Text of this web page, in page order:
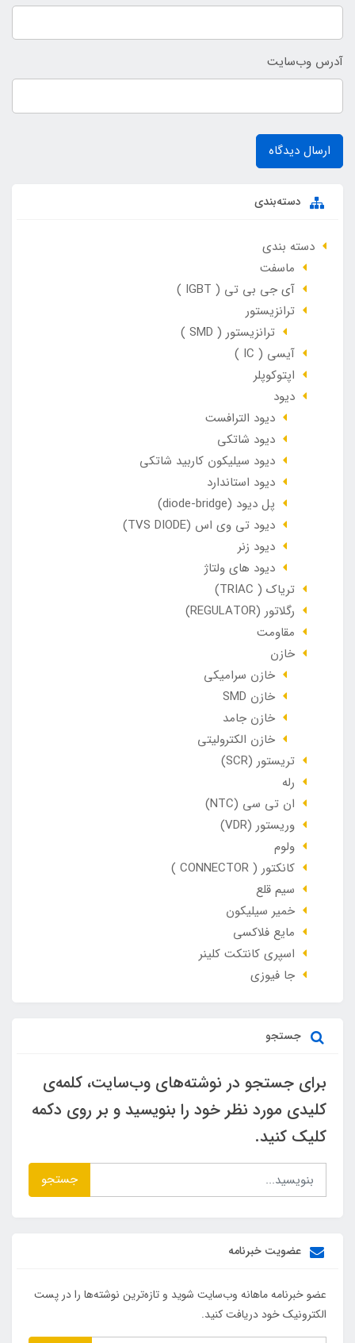
آدرس وب‌سایت
ارسال دیدگاه
دسته‌بندی
دسته بندی
ماسفت
آی جی بی تی ( IGBT )
ترانزیستور
ترانزیستور ( SMD )
آیسی ( IC )
اپتوکوپلر
دیود
دیود الترافست
دیود شاتکی
دیود سیلیکون کاربید شاتکی
دیود استاندارد
پل دیود (diode-bridge)
دیود تی وی اس (TVS DIODE)
دیود زنر
دیود های ولتاژ
تریاک ( TRIAC)
رگلاتور (REGULATOR)
مقاومت
خازن
خازن سرامیکی
خازن SMD
خازن جامد
خازن الکترولیتی
تریستور (SCR)
رله
ان تی سی (NTC)
وریستور (VDR)
ولوم
کانکتور ( CONNECTOR )
سیم قلع
خمیر سیلیکون
مایع فلاکسی
اسپری کانتکت کلینر
جا فیوزی
جستجو
برای جستجو در نوشته‌های وب‌سایت، کلمه‌ی
کلیدی مورد نظر خود را بنویسید و بر روی دکمه
کلیک کنید.
جستجو
عضویت خبرنامه
عضو خبرنامه ماهانه وب‌سایت شوید و تازه‌ترین نوشته‌ها را در پست
الکترونیک خود دریافت کنید.